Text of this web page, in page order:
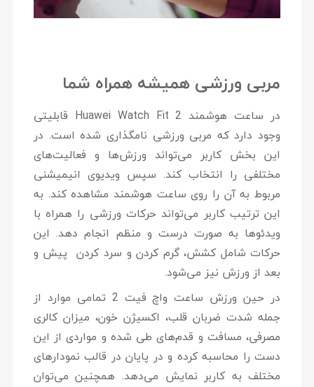
مربی ورزشی همیشه همراه شما
در ساعت هوشمند Huawei Watch Fit 2 قابلیتی
وجود دارد که مربی ورزشی نامگذاری شده است. در
این بخش کاربر می‌تواند ورزش‌ها و فعالیت‌های
مختلفی را انتخاب کند. سپس ویدیوی انیمیشنی
مربوط به آن را روی ساعت هوشمند مشاهده کند. به
این ترتیب کاربر می‌تواند حرکات ورزشی را همراه با
ویدئوها به صورت درست و منظم انجام دهد. این
حرکات شامل کشش، گرم کردن و سرد کردن پیش و
بعد از ورزش نیز می‌شود.
در حین ورزش ساعت واچ فیت 2 تمامی موارد از
جمله شدت ضربان قلب، اکسیژن خون، میزان کالری
مصرفی، مسافت و قدم‌های طی شده و مواردی از این
دست را محاسبه کرده و در پایان در قالب نمودارهای
مختلف به کاربر نمایش می‌دهد. همچنین می‌توان